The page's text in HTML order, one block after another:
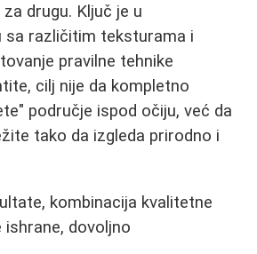
drugu. Ključ je u
sa različitim teksturama i
pravilne tehnike
cilj nije da kompletno
područje ispod očiju, već da
tako da izgleda prirodno i
kombinacija kvalitetne
dovoljno